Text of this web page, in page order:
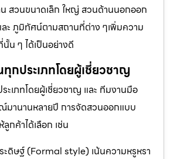
สวนขนาดเล็ก ใหญ่ สวนด้านนอกออก
ะ ภูมิทัศน์ตามสถานที่ต่าง ๆเพิ่มความ
น ๆ ได้เป็นอย่างดี
กประเภทโดยผู้เชี่ยวชาญ
เภทโดยผู้เชี่ยวชาญ และ ทีมงานมือ
มานานหลายปี การจัดสวนออกแบบ
กค้าได้เลือก เช่น
ดิษฐ์ (Formal style) เน้นความหรูหรา